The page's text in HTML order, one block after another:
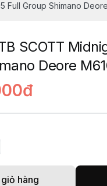
Full Group Shimano
SCOTT
Deore
hàng